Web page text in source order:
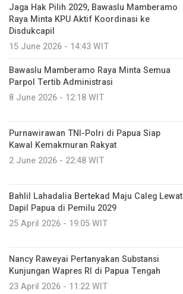
Jaga Hak Pilih 2029, Bawaslu Mamberamo
Raya Minta KPU Aktif Koordinasi ke
Disdukcapil
15 June 2026 - 14:43 WIT
Bawaslu Mamberamo Raya Minta Semua
Parpol Tertib Administrasi
8 June 2026 - 12:18 WIT
Purnawirawan TNI-Polri di Papua Siap
Kawal Kemakmuran Rakyat
2 June 2026 - 22:48 WIT
Bahlil Lahadalia Bertekad Maju Caleg Lewat
Dapil Papua di Pemilu 2029
25 April 2026 - 19:05 WIT
Nancy Raweyai Pertanyakan Substansi
Kunjungan Wapres RI di Papua Tengah
23 April 2026 - 11:22 WIT